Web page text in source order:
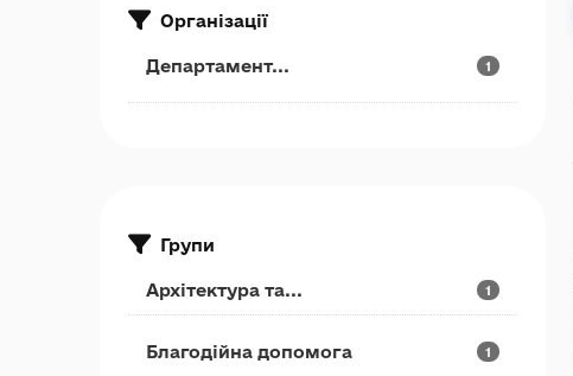
Організації
Департамент... 1
Групи
Архітектура та... 1
Благодійна допомога 1